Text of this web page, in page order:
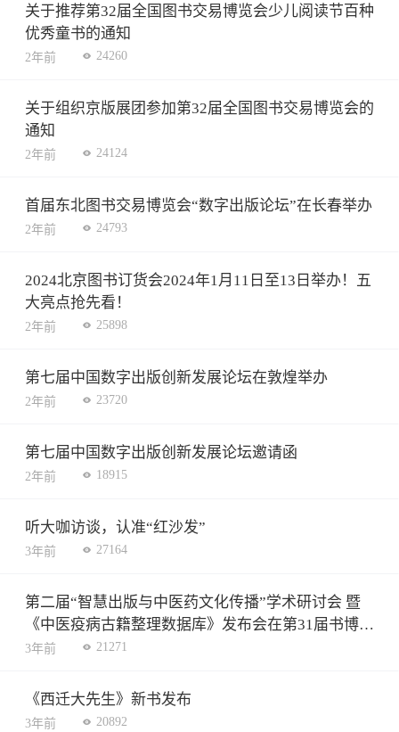
关于推荐第32届全国图书交易博览会少儿阅读节百种
优秀童书的通知
2年前 24260
关于组织京版展团参加第32届全国图书交易博览会的
通知
2年前 24124
首届东北图书交易博览会“数字出版论坛”在长春举办
2年前 24793
2024北京图书订货会2024年1月11日至13日举办！五
大亮点抢先看！
2年前 25898
第七届中国数字出版创新发展论坛在敦煌举办
2年前 23720
第七届中国数字出版创新发展论坛邀请函
2年前 18915
听大咖访谈，认准“红沙发”
3年前 27164
第二届“智慧出版与中医药文化传播”学术研讨会 暨
《中医疫病古籍整理数据库》发布会在第31届书博会
成功举行
3年前 21271
《西迁大先生》新书发布
3年前 20892